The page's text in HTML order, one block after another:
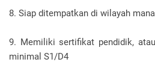
8. Siap ditempatkan di wilayah
9. Memiliki sertifikat pendidik,
minimal S1/D4